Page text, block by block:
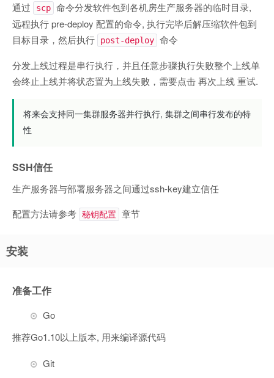
通过 scp 命令分发软件包到各机房生产服务器的临时目录,
远程执行 pre-deploy 配置的命令, 执行完毕后解压缩软件包到
目标目录，然后执行
post-deploy 命令
分发上线过程是串行执行，并且任意步骤执行失败整个上线单
会终止上线并将状态置为上线失败，需要点击 再次上线 重试.
将来会支持同一集群服务器并行执行, 集群之间串行发布的特
性
SSH信任
生产服务器与部署服务器之间通过ssh-key建立信任
配置方法请参考 秘钥配置 章节
安装
准备工作
Go
推荐Go1.10以上版本, 用来编译源代码
Git